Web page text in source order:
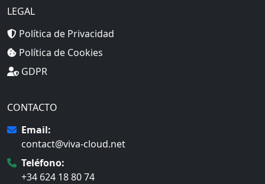
LEGAL
Política de Privacidad
Política de Cookies
GDPR
CONTACTO
Email:
contact@viva-cloud.net
Teléfono:
+34 624 18 80 74